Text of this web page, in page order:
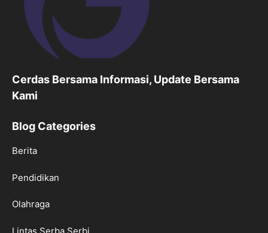
Cerdas Bersama Informasi, Update Bersama
Kami
Blog Categories
Berita
Pendidikan
Olahraga
Lintas Serba Serbi